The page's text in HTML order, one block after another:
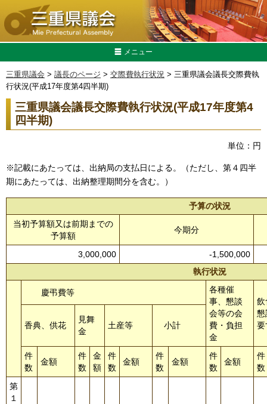
メニュー
三重県議会 > 議長のページ > 交際費執行状況 > 三重県議会議長交際費執
行状況(平成17年度第4四半期)
三重県議会議長交際費執行状況(平成17年度第4
四半期)
単位：円
※記載にあたっては、出納局の支払日による。（ただし、第４四半
期にあたっては、出納整理期間分を含む。）
予算の状況
当初予算額又は前期までの
予算額
今期分
3,000,000
-1,500,000
執行状況
慶弔費等
各種催
事、懇談
会等の会
費・負担
金
飲
懇
要
香典、供花
見舞
金
土産等 小計
件
数
金額
件
数
金
額
件
数
金額
件
数
金額
件
数
金額
件
数
第
１